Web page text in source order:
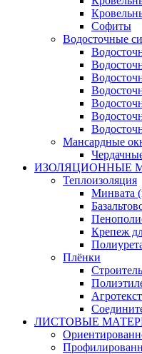
Софиты
Водосточные
Мансардные
ИЗОЛЯЦИОННЫЕ
Теплоизоляция
Минвата
Крепеж
Плёнки
ЛИСТОВЫЕ